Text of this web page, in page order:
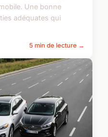
Une bonne
adéquates qui
5 min de lecture →